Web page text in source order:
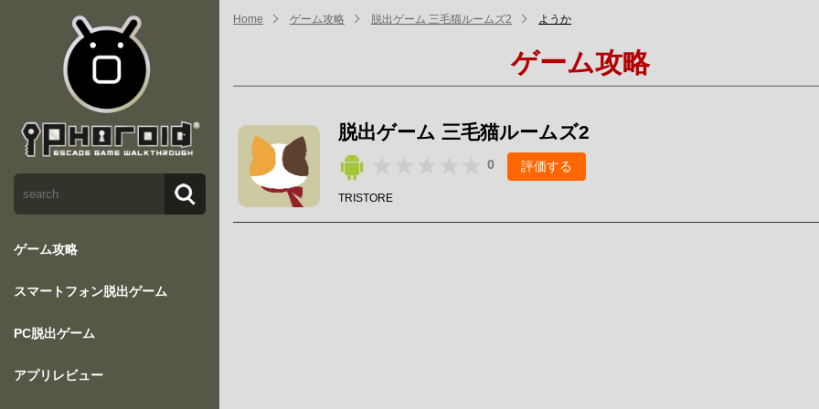
ゲーム攻略
スマートフォン脱出ゲーム
PC脱出ゲーム
アプリレビュー
Home ゲーム攻略 脱出ゲーム 三毛猫ルームズ2 ようか
ゲーム攻略
脱出ゲーム 三毛猫ルームズ2
0 評価する
TRISTORE